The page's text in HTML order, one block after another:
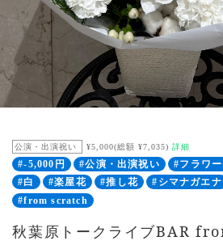
公演・出演祝い ¥5,000(総額 ¥7,035) 詳細
#-5,000円 #公演・出演祝い
#フラワ
#白
#楽屋花 #推し花 #シマナガエナ
#from scratch
秋葉原トークライブBAR